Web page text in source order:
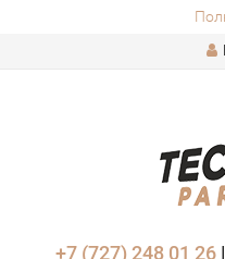
+7 (727) 248 01 26|